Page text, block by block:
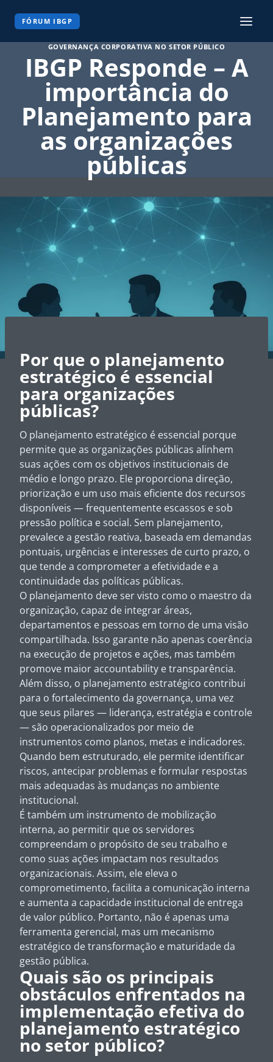
FÓRUM IBGP
GOVERNANÇA CORPORATIVA NO SETOR PÚBLICO
IBGP Responde – A
importância do
Planejamento para
as organizações
públicas
Por que o planejamento
estratégico é essencial
para organizações
públicas?
O planejamento estratégico é essencial porque
permite que as organizações públicas alinhem
suas ações com os objetivos institucionais de
médio e longo prazo. Ele proporciona direção,
priorização e um uso mais eficiente dos recursos
disponíveis — frequentemente escassos e sob
pressão política e social. Sem planejamento,
prevalece a gestão reativa, baseada em demandas
pontuais, urgências e interesses de curto prazo, o
que tende a comprometer a efetividade e a
continuidade das políticas públicas.
O planejamento deve ser visto como o maestro da
organização, capaz de integrar áreas,
departamentos e pessoas em torno de uma visão
compartilhada. Isso garante não apenas coerência
na execução de projetos e ações, mas também
promove maior accountability e transparência.
Além disso, o planejamento estratégico contribui
para o fortalecimento da governança, uma vez
que seus pilares — liderança, estratégia e controle
— são operacionalizados por meio de
instrumentos como planos, metas e indicadores.
Quando bem estruturado, ele permite identificar
riscos, antecipar problemas e formular respostas
mais adequadas às mudanças no ambiente
institucional.
É também um instrumento de mobilização
interna, ao permitir que os servidores
compreendam o propósito de seu trabalho e
como suas ações impactam nos resultados
organizacionais. Assim, ele eleva o
comprometimento, facilita a comunicação interna
e aumenta a capacidade institucional de entrega
de valor público. Portanto, não é apenas uma
ferramenta gerencial, mas um mecanismo
estratégico de transformação e maturidade da
gestão pública.
Quais são os principais
obstáculos enfrentados na
implementação efetiva do
planejamento estratégico
no setor público?